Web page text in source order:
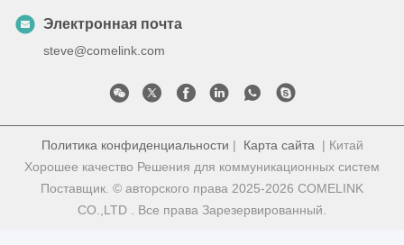
Электронная почта
steve@comelink.com
Политика конфиденциальности | Карта сайта | Китай
Хорошее качество Решения для коммуникационных систем
Поставщик. © авторского права 2025-2026 COMELINK
CO.,LTD . Все права Зарезервированный.